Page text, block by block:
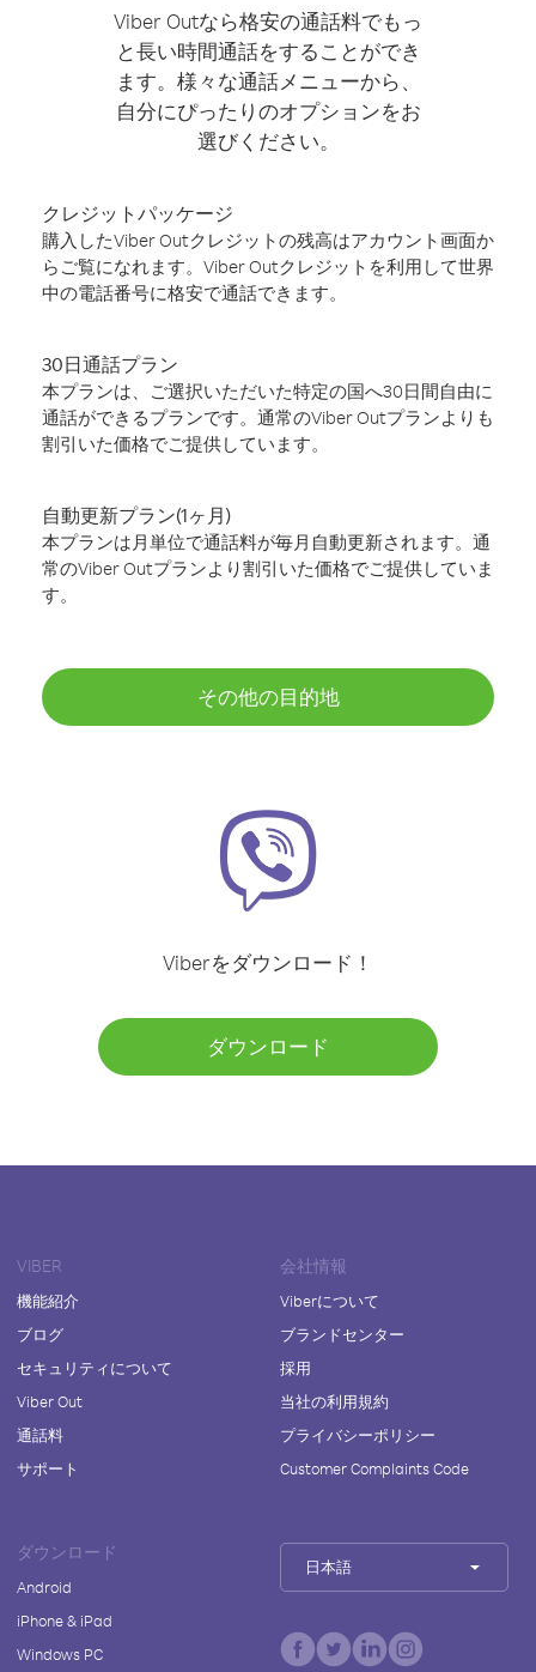
Viber Outなら格安の通話料でもっ
と長い時間通話をすることができ
ます。様々な通話メニューから、
自分にぴったりのオプションをお
選びください。
クレジットパッケージ
購入したViber Outクレジットの残高はアカウント画面か
らご覧になれます。Viber Outクレジットを利用して世界
中の電話番号に格安で通話できます。
30日通話プラン
本プランは、ご選択いただいた特定の国へ30日間自由に
通話ができるプランです。通常のViber Outプランよりも
割引いた価格でご提供しています。
自動更新プラン(1ヶ月)
本プランは月単位で通話料が毎月自動更新されます。通
常のViber Outプランより割引いた価格でご提供していま
す。
その他の目的地
Viberをダウンロード！
ダウンロード
VIBER
機能紹介
ブログ
セキュリティについて
Viber Out
通話料
サポート
会社情報
Viberについて
ブランドセンター
採用
当社の利用規約
プライバシーポリシー
Customer Complaints Code
ダウンロード
Android
iPhone & iPad
Windows PC
日本語